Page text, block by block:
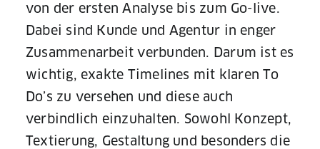
von der ersten Analyse bis zum Go-live.
Dabei sind Kunde und Agentur in enger
Zusammenarbeit verbunden. Darum ist es
wichtig, exakte Timelines mit klaren To
Do’s zu versehen und diese auch
verbindlich einzuhalten. Sowohl Konzept,
Textierung, Gestaltung und besonders die